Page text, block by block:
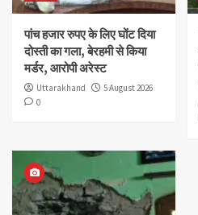
पांच हजार रुपए के लिए घोंट दिया
दोस्ती का गला, बेरहमी से किया
मर्डर, आरोपी अरेस्ट
Uttarakhand
5 August 2026
0